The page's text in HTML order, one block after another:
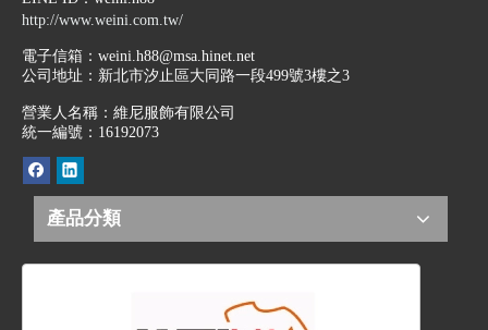
http://www.weini.com.tw/
電子信箱： weini.h88@msa.hinet.net
公司地址： 新北市汐止區大同路一段499號3樓之3
營業人名稱：維尼服飾有限公司
統一編號：16192073
產品分類